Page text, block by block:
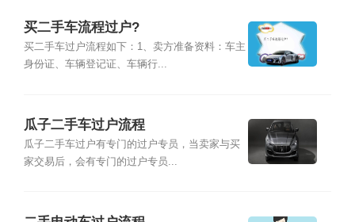
买二手车流程过户?
买二手车过户流程如下：1、卖方准备资料：车主
身份证、车辆登记证、车辆行...
瓜子二手车过户流程
瓜子二手车过户有专门的过户专员，当卖家与买
家交易后，会有专门的过户专员...